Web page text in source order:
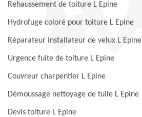
Rehaussement de toiture L Epine
Hydrofuge coloré pour toiture L Epine
Réparateur installateur de velux L Epine
Urgence fuite de toiture L Epine
Couvreur charpentier L Epine
Démoussage nettoyage de tuile L Epine
Devis toiture L Epine